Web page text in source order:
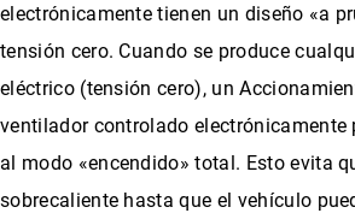
electrónicamente tienen un diseño «a
tensión cero. Cuando se produce
eléctrico (tensión cero), un
ventilador controlado electrónicamente
al modo «encendido» total. Esto evita
sobrecaliente hasta que el vehículo